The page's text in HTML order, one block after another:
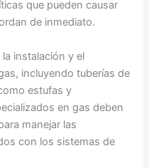
que pueden causar
de inmediato.
instalación y el
incluyendo tuberías de
estufas y
en gas deben
manejar las
con los sistemas de